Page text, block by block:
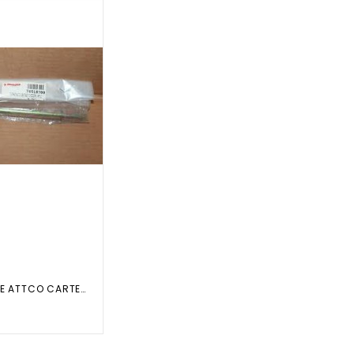
DISTANZIALE ATTCO CARTER CENTRO...